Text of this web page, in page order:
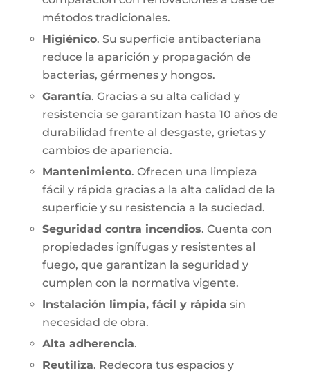
métodos tradicionales.
Higiénico. Su superficie antibacteriana
reduce la aparición y propagación de
bacterias, gérmenes y hongos.
Garantía. Gracias a su alta calidad y
resistencia se garantizan hasta 10 años de
durabilidad frente al desgaste, grietas y
cambios de apariencia.
Mantenimiento. Ofrecen una limpieza
fácil y rápida gracias a la alta calidad de la
superficie y su resistencia a la suciedad.
Seguridad contra incendios. Cuenta con
propiedades ignífugas y resistentes al
fuego, que garantizan la seguridad y
cumplen con la normativa vigente.
Instalación limpia, fácil y rápida sin
necesidad de obra.
Alta adherencia.
Reutiliza. Redecora tus espacios y